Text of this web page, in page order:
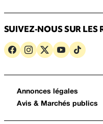
SUIVEZ-NOUS SUR LES
Annonces légales
Avis & Marchés publics